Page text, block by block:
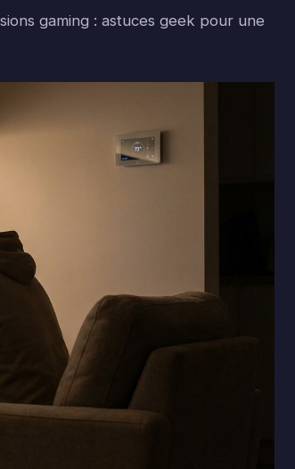
gaming : astuces geek pour une